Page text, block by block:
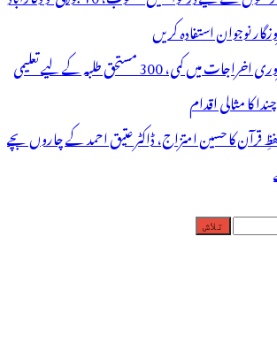
نوجوان استفادہ کریں
شادی کے غیر ضروری اخراجات میں کمی، 300 مستحق طلبہ کے لیے تعلیمی
کا مثالی اقدام
قرآن کا حسین امتزاج، ڈاکٹر عتیق احمد کے چاروں بچے